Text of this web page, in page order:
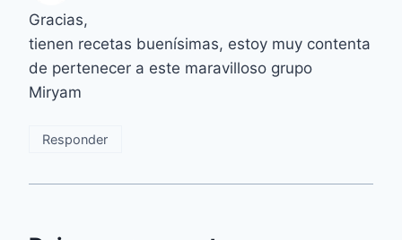
Gracias,
tienen recetas buenísimas, estoy muy contenta
de pertenecer a este maravilloso grupo
Miryam
Responder